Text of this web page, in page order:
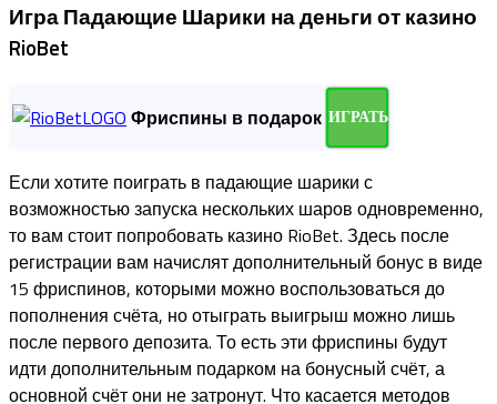
Игра Падающие Шарики на деньги от казино
RioBet
Фриспины в подарок ИГРАТЬ
Если хотите поиграть в падающие шарики с
возможностью запуска нескольких шаров одновременно,
то вам стоит попробовать казино RioBet. Здесь после
регистрации вам начислят дополнительный бонус в виде
15 фриспинов, которыми можно воспользоваться до
пополнения счёта, но отыграть выигрыш можно лишь
после первого депозита. То есть эти фриспины будут
идти дополнительным подарком на бонусный счёт, а
основной счёт они не затронут. Что касается методов